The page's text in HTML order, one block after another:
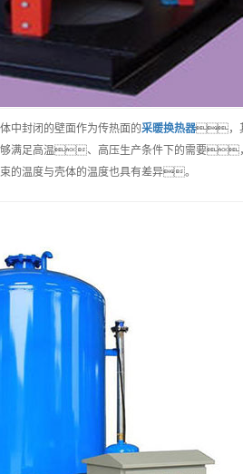
封闭的壁面作为传热面的采暖换热器，
足高温、高压生产条件下的需要
的温度与壳体的温度也具有差异。